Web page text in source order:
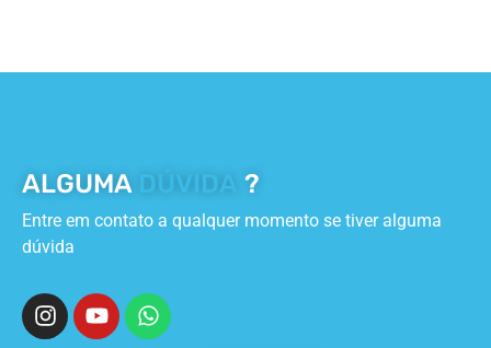
ALGUMA DÚVIDA ?
Entre em contato a qualquer momento se tiver alguma
dúvida